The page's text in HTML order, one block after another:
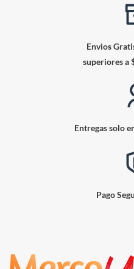
Envios
superiores a
Entregas solo
Pago